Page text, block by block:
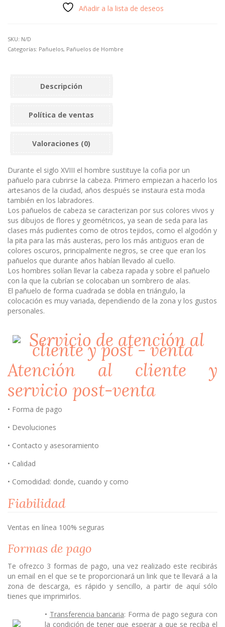
en
viscosa
Añadir a la lista de deseos
SKU: N/D
Categorías: Pañuelos, Pañuelos de Hombre
Descripción
Política de ventas
Valoraciones (0)
Durante el siglo XVIII el hombre sustituye la cofia por un
pañuelo para cubrirse la cabeza. Primero empiezan a hacerlo los
artesanos de la ciudad, años después se instaura esta moda
también en los labradores.
Los pañuelos de cabeza se caracterizan por sus colores vivos y
sus dibujos de flores y geométricos, ya sean de seda para las
clases más pudientes como de otros tejidos, como el algodón y
la pita para las más austeras, pero los más antiguos eran de
colores oscuros, principalmente negros, se cree que eran los
pañuelos que durante años habían llevado al cuello.
Los hombres solían llevar la cabeza rapada y sobre el pañuelo
con la que la cubrían se colocaban un sombrero de alas.
El pañuelo de forma cuadrada se dobla en triángulo, la
colocación es muy variada, dependiendo de la zona y los gustos
personales.
Atención al cliente y
servicio post-venta
• Forma de pago
• Devoluciones
• Contacto y asesoramiento
• Calidad
• Comodidad: donde, cuando y como
Fiabilidad
Ventas en línea 100% seguras
Formas de pago
Te ofrezco 3 formas de pago, una vez realizado este recibirás
un email en el que se te proporcionará un link que te llevará a la
zona de descarga, es rápido y sencillo, a partir de aquí sólo
tienes que imprimirlos.
• Transferencia bancaria: Forma de pago segura con
la condición de tener que esperar a que se reciba el